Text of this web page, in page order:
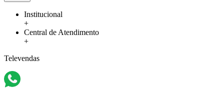
Institucional
+
Central de Atendimento
+
Televendas